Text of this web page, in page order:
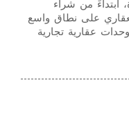
ابتداءً من شراء
على نطاق واسع
عقارية تجارية